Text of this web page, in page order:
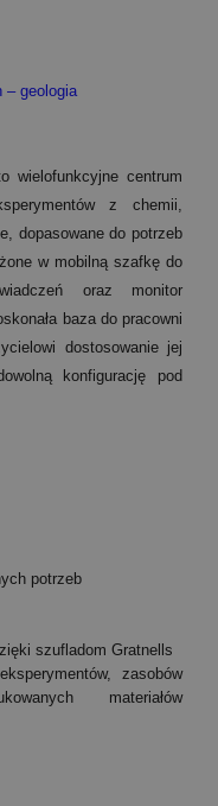
– geologia
wielofunkcyjne centrum
z chemii,
dopasowane do potrzeb
w mobilną szafkę do
oraz monitor
baza do pracowni
dostosowanie jej
konfigurację pod
potrzeb
szufladom Gratnells
zasobów
materiałów